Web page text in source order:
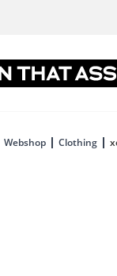
Webshop Clothing